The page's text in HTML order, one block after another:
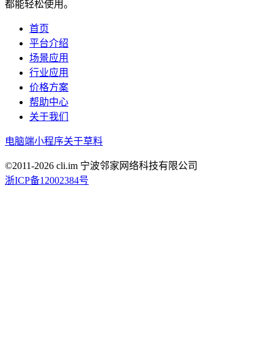
都能轻松使用。
首页
平台介绍
场景应用
行业应用
价格方案
帮助中心
关于我们
电脑端小程序关于草料
©2011-2026 cli.im 宁波邻家网络科技有限公司
浙ICP备12002384号